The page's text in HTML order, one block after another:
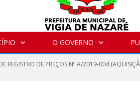
O GOVERNO
REGISTRO DE PREÇOS Nº A/2019-004